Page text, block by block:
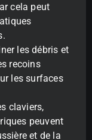
cela peut
les débris et
recoins
les surfaces
claviers,
peuvent
et de la